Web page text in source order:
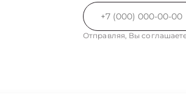
Отправляя, Вы